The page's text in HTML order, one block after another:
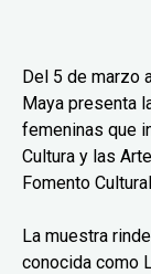
Del 5 de marzo
Maya presenta
femeninas que
Cultura y las
Fomento
La muestra
conocida como